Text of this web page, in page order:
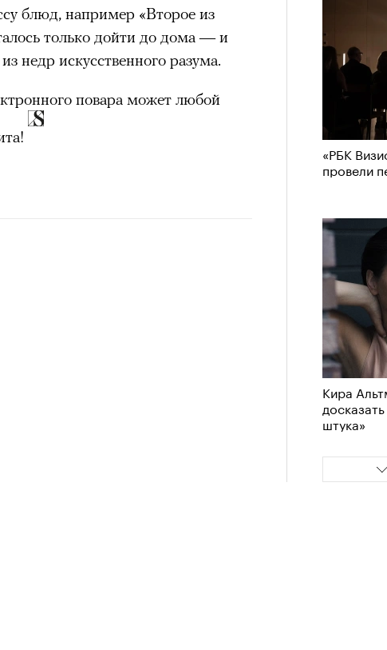
«РБК
провели
Кира
штука»
блюд, например «Второе из
только дойти до дома — и
недр искусственного разума.
повара может любой
«РБК
провели
Кира
штука»
европейцам
призыв
лишним в
обострения
кризиса.